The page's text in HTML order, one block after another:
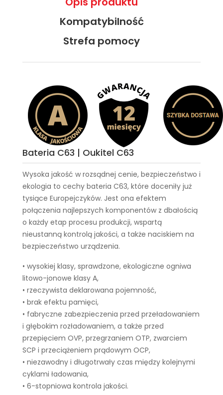
Kompatybilność
Strefa pomocy
Bateria C63 | Oukitel C63
Wysoka jakość w rozsądnej cenie, bezpieczeństwo i
ekologia to cechy bateria C63, które doceniły już
tysiące Europejczyków. Jest ona efektem
połączenia najlepszych komponentów z dbałością
o każdy etap procesu produkcji, wspartą
nieustanną kontrolą jakości, a także naciskiem na
bezpieczeństwo urządzenia.
• wysokiej klasy, sprawdzone, ekologiczne ogniwa
litowo-jonowe klasy A,
• rzeczywista deklarowana pojemność,
• brak efektu pamięci,
• fabryczne zabezpieczenia przed przeładowaniem
i głębokim rozładowaniem, a także przed
przepięciem OVP, przegrzaniem OTP, zwarciem
SCP i przeciążeniem prądowym OCP,
• niezawodny i długotrwały czas między kolejnymi
cyklami ładowania,
• 6-stopniowa kontrola jakości.